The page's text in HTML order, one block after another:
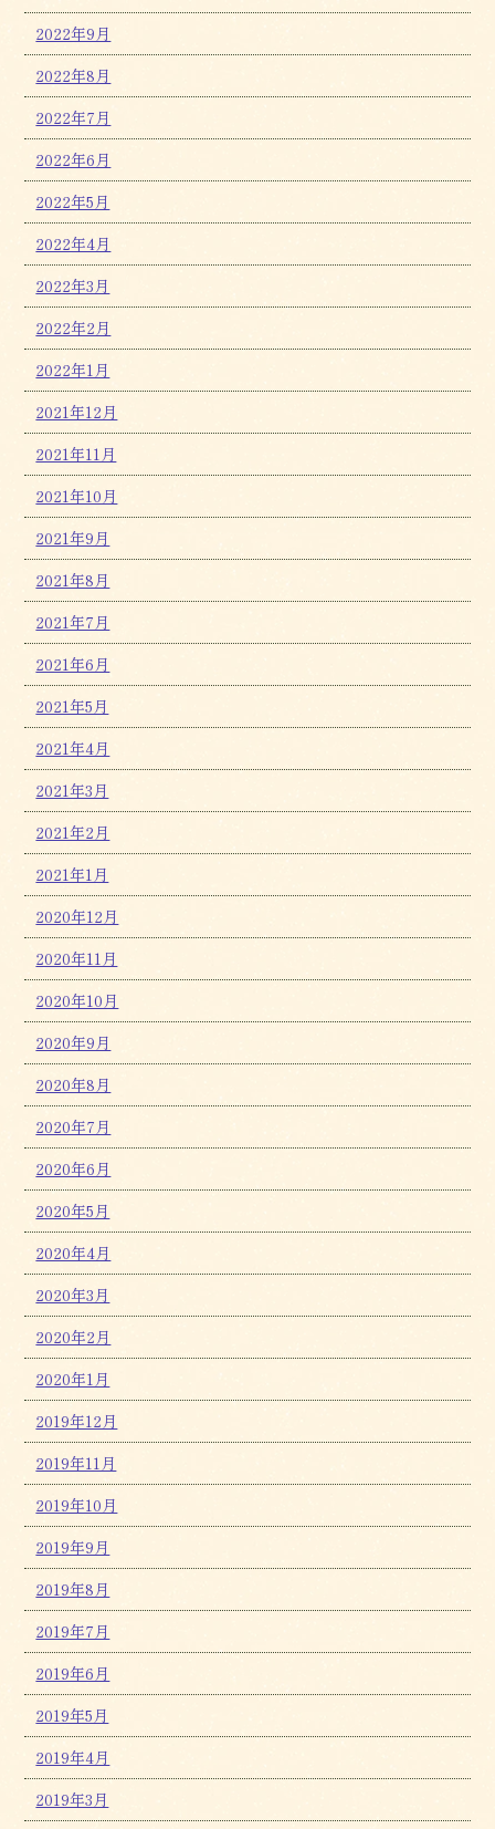
2022年9月
2022年8月
2022年7月
2022年6月
2022年5月
2022年4月
2022年3月
2022年2月
2022年1月
2021年12月
2021年11月
2021年10月
2021年9月
2021年8月
2021年7月
2021年6月
2021年5月
2021年4月
2021年3月
2021年2月
2021年1月
2020年12月
2020年11月
2020年10月
2020年9月
2020年8月
2020年7月
2020年6月
2020年5月
2020年4月
2020年3月
2020年2月
2020年1月
2019年12月
2019年11月
2019年10月
2019年9月
2019年8月
2019年7月
2019年6月
2019年5月
2019年4月
2019年3月